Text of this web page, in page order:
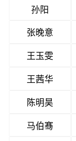
孙阳
张晚意
王玉雯
王茜华
陈明昊
马伯骞